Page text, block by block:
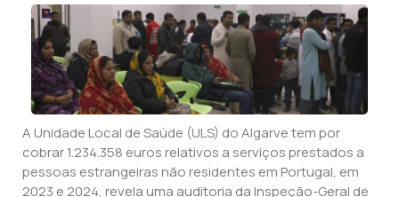
A Unidade Local de Saúde (ULS) do Algarve tem por
cobrar 1.234.358 euros relativos a serviços prestados a
pessoas estrangeiras não residentes em Portugal, em
2023 e 2024, revela uma auditoria da Inspeção-Geral de